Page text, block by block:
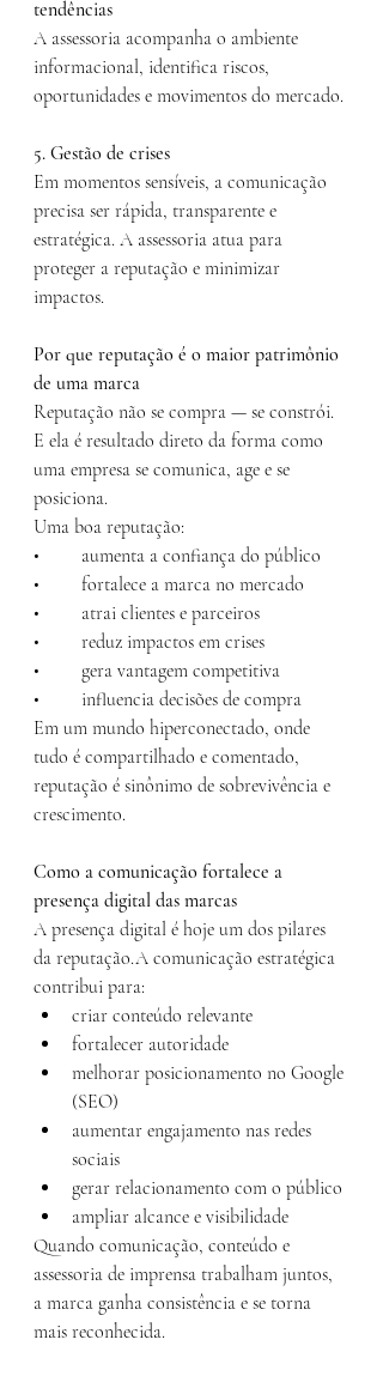
tendências
A assessoria acompanha o ambiente
informacional, identifica riscos,
oportunidades e movimentos do mercado.
5. Gestão de crises
Em momentos sensíveis, a comunicação
precisa ser rápida, transparente e
estratégica. A assessoria atua para
proteger a reputação e minimizar
impactos.
Por que reputação é o maior patrimônio
de uma marca
Reputação não se compra — se constrói.
E ela é resultado direto da forma como
uma empresa se comunica, age e se
posiciona.
Uma boa reputação:
• 	aumenta a confiança do público
• 	fortalece a marca no mercado
• 	atrai clientes e parceiros
• 	reduz impactos em crises
• 	gera vantagem competitiva
• 	influencia decisões de compra
Em um mundo hiperconectado, onde
tudo é compartilhado e comentado,
reputação é sinônimo de sobrevivência e
crescimento.
Como a comunicação fortalece a
presença digital das marcas
A presença digital é hoje um dos pilares
da reputação.A comunicação estratégica
contribui para:
criar conteúdo relevante
fortalecer autoridade
melhorar posicionamento no Google
(SEO)
aumentar engajamento nas redes
sociais
gerar relacionamento com o público
ampliar alcance e visibilidade
Quando comunicação, conteúdo e
assessoria de imprensa trabalham juntos,
a marca ganha consistência e se torna
mais reconhecida.